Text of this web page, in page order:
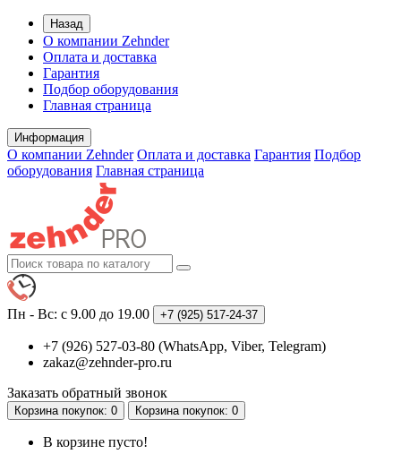
Назад
О компании Zehnder
Оплата и доставка
Гарантия
Подбор оборудования
Главная страница
Информация
О компании Zehnder Оплата и доставка Гарантия Подбор
оборудования Главная страница
Пн - Вс: с 9.00 до 19.00 +7 (925) 517-24-37
+7 (926) 527-03-80 (WhatsApp, Viber, Telegram)
zakaz@zehnder-pro.ru
Заказать обратный звонок
Корзинапокупок: 0 Корзинапокупок: 0
В корзине пусто!